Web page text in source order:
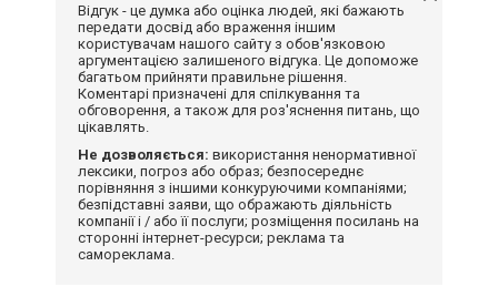
Відгук - це думка або оцінка людей, які бажають
передати досвід або враження іншим
користувачам нашого сайту з обов'язковою
аргументацією залишеного відгука. Це допоможе
багатьом прийняти правильне рішення.
Коментарі призначені для спілкування та
обговорення, а також для роз'яснення питань, що
цікавлять.
Не дозволяється: використання ненормативної
лексики, погроз або образ; безпосереднє
порівняння з іншими конкуруючими компаніями;
безпідставні заяви, що ображають діяльність
компанії і / або її послуги; розміщення посилань на
сторонні інтернет-ресурси; реклама та
самореклама.